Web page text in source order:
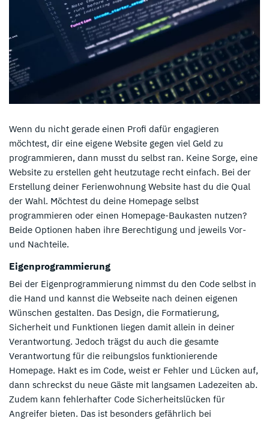
Wenn du nicht gerade einen Profi dafür engagieren
möchtest, dir eine eigene Website gegen viel Geld zu
programmieren, dann musst du selbst ran. Keine Sorge, eine
Website zu erstellen geht heutzutage recht einfach. Bei der
Erstellung deiner Ferienwohnung Website hast du die Qual
der Wahl. Möchtest du deine Homepage selbst
programmieren oder einen Homepage-Baukasten nutzen?
Beide Optionen haben ihre Berechtigung und jeweils Vor-
und Nachteile.
Eigenprogrammierung
Bei der Eigenprogrammierung nimmst du den Code selbst in
die Hand und kannst die Webseite nach deinen eigenen
Wünschen gestalten. Das Design, die Formatierung,
Sicherheit und Funktionen liegen damit allein in deiner
Verantwortung. Jedoch trägst du auch die gesamte
Verantwortung für die reibungslos funktionierende
Homepage. Hakt es im Code, weist er Fehler und Lücken auf,
dann schreckst du neue Gäste mit langsamen Ladezeiten ab.
Zudem kann fehlerhafter Code Sicherheitslücken für
Angreifer bieten. Das ist besonders gefährlich bei